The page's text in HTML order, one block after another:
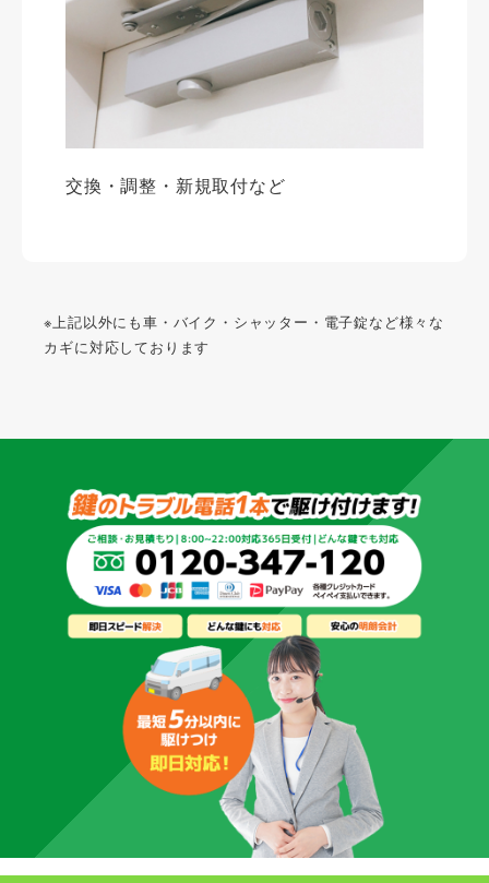
交換・調整・新規取付など
※上記以外にも車・バイク・シャッター・電子錠など様々な
カギに対応しております